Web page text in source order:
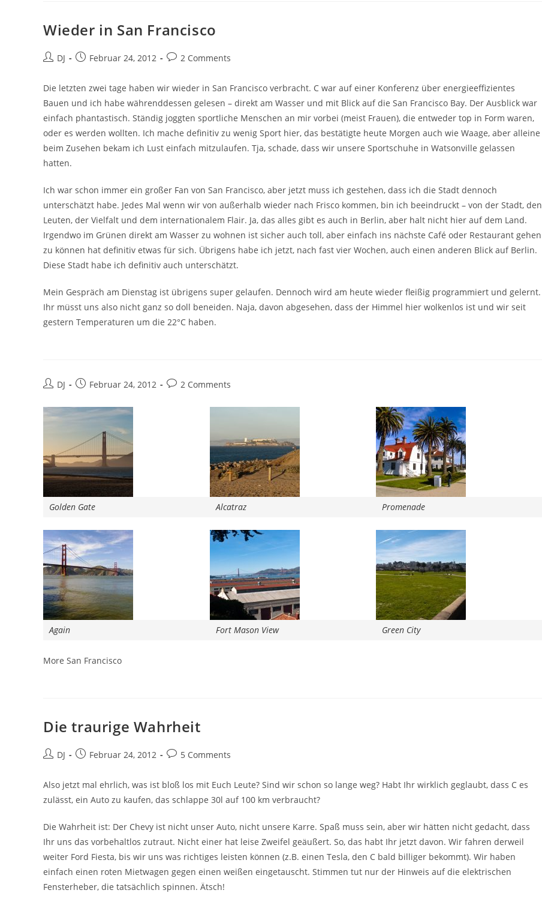
Wieder in San Francisco
Beitrags-
DJ
BeitragFebruar 24, 2012
Beitrags-
2 Comments
Die letzten zwei tage haben wir wieder in San Francisco verbracht. C war auf einer Konferenz über energieeffizientes
Bauen und ich habe währenddessen gelesen – direkt am Wasser und mit Blick auf die San Francisco Bay. Der Ausblick war
einfach phantastisch. Ständig joggten sportliche Menschen an mir vorbei (meist Frauen), die entweder top in Form waren,
oder es werden wollten. Ich mache definitiv zu wenig Sport hier, das bestätigte heute Morgen auch wie Waage, aber alleine
beim Zusehen bekam ich Lust einfach mitzulaufen. Tja, schade, dass wir unsere Sportschuhe in Watsonville gelassen
hatten.
Ich war schon immer ein großer Fan von San Francisco, aber jetzt muss ich gestehen, dass ich die Stadt dennoch
unterschätzt habe. Jedes Mal wenn wir von außerhalb wieder nach Frisco kommen, bin ich beeindruckt – von der Stadt, den
Leuten, der Vielfalt und dem internationalem Flair. Ja, das alles gibt es auch in Berlin, aber halt nicht hier auf dem Land.
Irgendwo im Grünen direkt am Wasser zu wohnen ist sicher auch toll, aber einfach ins nächste Café oder Restaurant gehen
zu können hat definitiv etwas für sich. Übrigens habe ich jetzt, nach fast vier Wochen, auch einen anderen Blick auf Berlin.
Diese Stadt habe ich definitiv auch unterschätzt.
Mein Gespräch am Dienstag ist übrigens super gelaufen. Dennoch wird am heute wieder fleißig programmiert und gelernt.
Ihr müsst uns also nicht ganz so doll beneiden. Naja, davon abgesehen, dass der Himmel hier wolkenlos ist und wir seit
gestern Temperaturen um die 22°C haben.
Beitrags-
DJ
BeitragFebruar 24, 2012
Beitrags-
2 Comments
Golden Gate Alcatraz Promenade
Again Fort Mason View Green City
More San Francisco
Die traurige Wahrheit
Beitrags-
DJ
BeitragFebruar 24, 2012
Beitrags-
5 Comments
Also jetzt mal ehrlich, was ist bloß los mit Euch Leute? Sind wir schon so lange weg? Habt Ihr wirklich geglaubt, dass C es
zulässt, ein Auto zu kaufen, das schlappe 30l auf 100 km verbraucht?
Die Wahrheit ist: Der Chevy ist nicht unser Auto, nicht unsere Karre. Spaß muss sein, aber wir hätten nicht gedacht, dass
Ihr uns das vorbehaltlos zutraut. Nicht einer hat leise Zweifel geäußert. So, das habt Ihr jetzt davon. Wir fahren derweil
weiter Ford Fiesta, bis wir uns was richtiges leisten können (z.B. einen Tesla, den C bald billiger bekommt). Wir haben
einfach einen roten Mietwagen gegen einen weißen eingetauscht. Stimmen tut nur der Hinweis auf die elektrischen
Fensterheber, die tatsächlich spinnen. Ätsch!